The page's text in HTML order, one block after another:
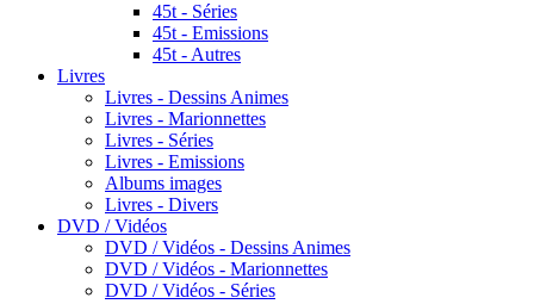
45t - Séries
45t - Emissions
45t - Autres
Livres
Livres - Dessins Animes
Livres - Marionnettes
Livres - Séries
Livres - Emissions
Albums images
Livres - Divers
DVD / Vidéos
DVD / Vidéos - Dessins Animes
DVD / Vidéos - Marionnettes
DVD / Vidéos - Séries